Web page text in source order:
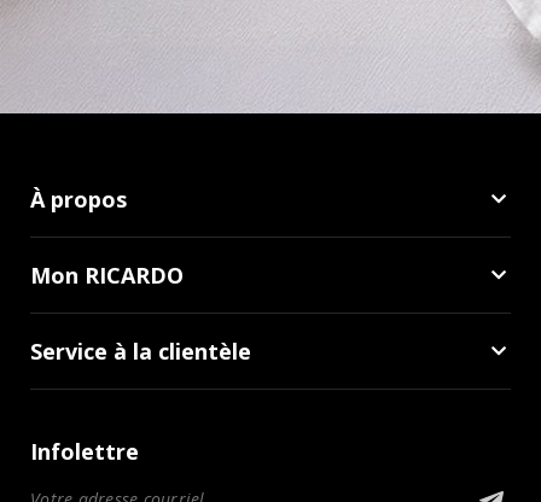
À propos
Mon RICARDO
Service à la clientèle
Infolettre